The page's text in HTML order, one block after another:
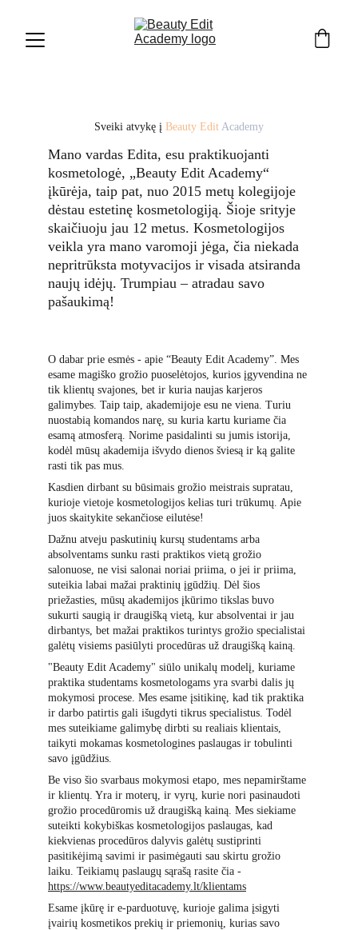
Sveiki atvykę į Beauty Edit Academy
O dabar prie esmės - apie “Beauty Edit Academy”. Mes
esame magiško grožio puoselėtojos, kurios įgyvendina ne
tik klientų svajones, bet ir kuria naujas karjeros
galimybes. Taip taip, akademijoje esu ne viena. Turiu
nuostabią komandos narę, su kuria kartu kuriame čia
esamą atmosferą. Norime pasidalinti su jumis istorija,
kodėl mūsų akademija išvydo dienos šviesą ir ką galite
rasti tik pas mus.
Kasdien dirbant su būsimais grožio meistrais supratau,
kurioje vietoje kosmetologijos kelias turi trūkumų. Apie
juos skaitykite sekančiose eilutėse!
Dažnu atveju paskutinių kursų studentams arba
absolventams sunku rasti praktikos vietą grožio
salonuose, ne visi salonai noriai priima, o jei ir priima,
suteikia labai mažai praktinių įgūdžių. Dėl šios
priežasties, mūsų akademijos įkūrimo tikslas buvo
sukurti saugią ir draugišką vietą, kur absolventai ir jau
dirbantys, bet mažai praktikos turintys grožio specialistai
galėtų visiems pasiūlyti procedūras už draugišką kainą.
"Beauty Edit Academy" siūlo unikalų modelį, kuriame
praktika studentams kosmetologams yra svarbi dalis jų
mokymosi procese. Mes esame įsitikinę, kad tik praktika
ir darbo patirtis gali išugdyti tikrus specialistus. Todėl
mes suteikiame galimybę dirbti su realiais klientais,
taikyti mokamas kosmetologines paslaugas ir tobulinti
savo įgūdžius.
Be viso šio svarbaus mokymosi etapo, mes nepamirštame
ir klientų. Yra ir moterų, ir vyrų, kurie nori pasinaudoti
grožio procedūromis už draugišką kainą. Mes siekiame
suteikti kokybiškas kosmetologijos paslaugas, kad
kiekvienas procedūros dalyvis galėtų sustiprinti
pasitikėjimą savimi ir pasimėgauti sau skirtu grožio
laiku. Teikiamų paslaugų sąrašą rasite čia -
https://www.beautyeditacademy.lt/klientams
Esame įkūrę ir e-parduotuvę, kurioje galima įsigyti
įvairių kosmetikos prekių ir priemonių, kurias savo
Mano vardas Edita, esu praktikuojanti
kosmetologė, „Beauty Edit Academy“
įkūrėja, taip pat, nuo 2015 metų kolegijoje
dėstau estetinę kosmetologiją. Šioje srityje
skaičiuoju jau 12 metus. Kosmetologijos
veikla yra mano varomoji jėga, čia niekada
nepritrūksta motyvacijos ir visada atsiranda
naujų idėjų. Trumpiau – atradau savo
pašaukimą!